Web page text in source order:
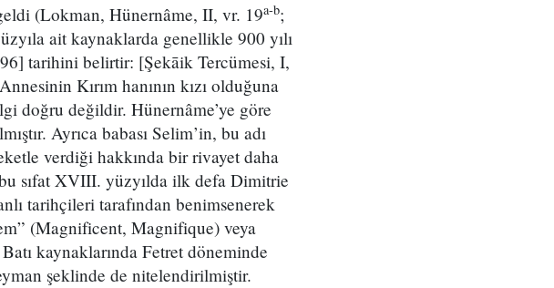
(Lokman, Hünernâme, II, vr. 19a-b;
ait kaynaklarda genellikle 900 yılı
tarihini belirtir: [Şekāik Tercümesi, I,
Kırım hanının kızı olduğuna
doğru değildir. Hünernâme’ye göre
Ayrıca babası Selim’in, bu adı
verdiği hakkında bir rivayet daha
sıfat XVIII. yüzyılda ilk defa Dimitrie
tarihçileri tarafından benimsenerek
(Magnificent, Magnifique) veya
kaynaklarında Fetret döneminde
şeklinde de nitelendirilmiştir.